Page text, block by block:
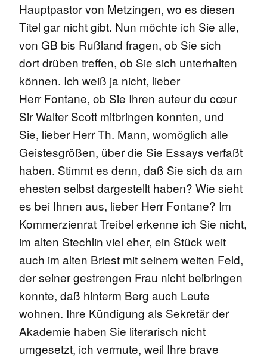
Hauptpastor von Metzingen, wo es diesen
Titel gar nicht gibt. Nun möchte ich Sie alle,
von GB bis Rußland fragen, ob Sie sich
dort drüben treffen, ob Sie sich unterhalten
können. Ich weiß ja nicht, lieber
Herr Fontane, ob Sie Ihren auteur du cœur
Sir Walter Scott mitbringen konnten, und
Sie, lieber Herr Th. Mann, womöglich alle
Geistesgrößen, über die Sie Essays verfaßt
haben. Stimmt es denn, daß Sie sich da am
ehesten selbst dargestellt haben? Wie sieht
es bei Ihnen aus, lieber Herr Fontane? Im
Kommerzienrat Treibel erkenne ich Sie nicht,
im alten Stechlin viel eher, ein Stück weit
auch im alten Briest mit seinem weiten Feld,
der seiner gestrengen Frau nicht beibringen
konnte, daß hinterm Berg auch Leute
wohnen. Ihre Kündigung als Sekretär der
Akademie haben Sie literarisch nicht
umgesetzt, ich vermute, weil Ihre brave